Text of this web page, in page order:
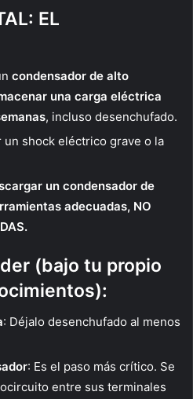
EL
condensador de alto
una carga eléctrica
, incluso desenchufado.
un shock eléctrico grave o la
un condensador de
adecuadas, NO
(bajo tu propio
: Déjalo desenchufado al menos
: Es el paso más crítico. Se
entre sus terminales